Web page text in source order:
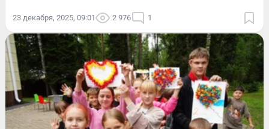
23 декабря, 2025, 09:01 2 976 1